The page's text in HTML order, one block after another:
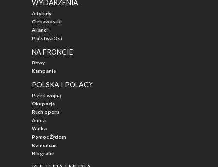
WYDARZENIA
Artykuły
Ciekawostki
Alianci
Państwa Osi
NA FRONCIE
Bitwy
Kampanie
POLSKA I POLACY
Przed wojną
Okupacja
Ruch oporu
Armia
Walka
Pomoc Żydom
Komunizm
Biografie